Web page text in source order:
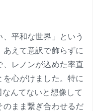
、平和な世界」という
えて意訳で飾らずに
、レノンが込めた率直
心がけました。特に
なんてないと想像して
のまま繋ぎ合わせるだ